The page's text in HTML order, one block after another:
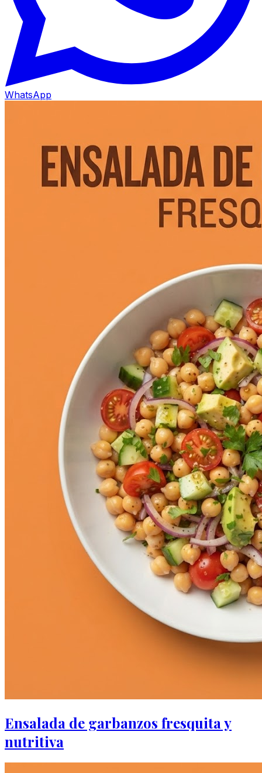
WhatsApp
Ensalada de garbanzos fresquita y
nutritiva